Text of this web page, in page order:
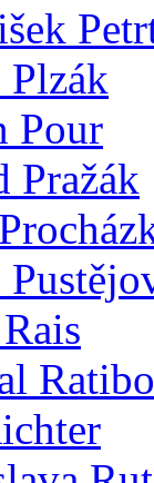
Plzák
Pour
Pražák